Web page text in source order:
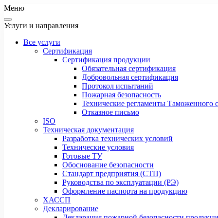
Меню
Услуги и направления
Все услуги
Сертификация
Сертификация продукции
Обязательная сертификация
Добровольная сертификация
Протокол испытаний
Пожарная безопасность
Технические регламенты Таможенного
Отказное письмо
ISO
Техническая документация
Разработка технических условий
Технические условия
Готовые ТУ
Обоснование безопасности
Стандарт предприятия (СТП)
Руководства по эксплуатации (РЭ)
Оформление паспорта на продукцию
ХАССП
Декларирование